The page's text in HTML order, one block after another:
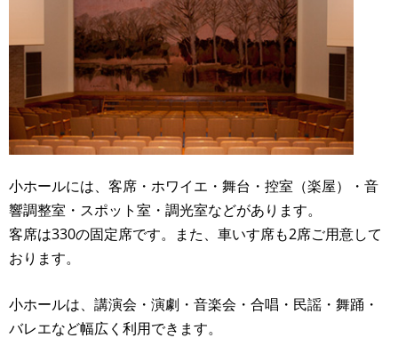
小ホールには、客席・ホワイエ・舞台・控室（楽屋）・音
響調整室・スポット室・調光室などがあります。
客席は330の固定席です。また、車いす席も2席ご用意して
おります。
小ホールは、講演会・演劇・音楽会・合唱・民謡・舞踊・
バレエなど幅広く利用できます。